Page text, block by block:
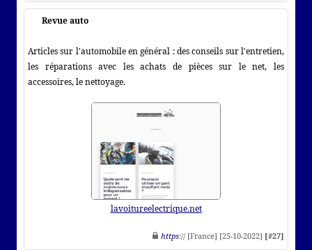
Revue auto
Articles sur l'automobile en général : des conseils sur l'entretien,
les réparations avec les achats de pièces sur le net, les
accessoires, le nettoyage.
lavoitureelectrique.net
https:// [France] [25-10-2022] [#27]